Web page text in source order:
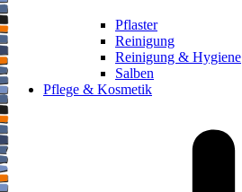
Pflaster
Reinigung
Reinigung & Hygiene
Salben
Pflege & Kosmetik